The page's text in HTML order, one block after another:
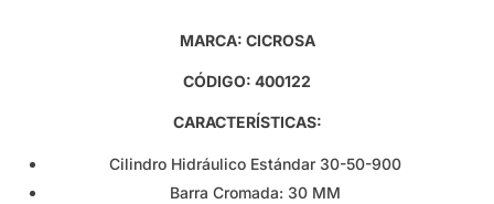
MARCA: CICROSA
CÓDIGO: 400122
CARACTERÍSTICAS:
Cilindro Hidráulico Estándar 30-50-900
Barra Cromada: 30 MM